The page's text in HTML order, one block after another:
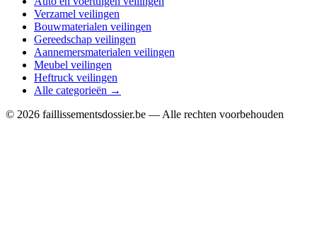
Verzamel veilingen
Bouwmaterialen veilingen
Gereedschap veilingen
Aannemersmaterialen veilingen
Meubel veilingen
Heftruck veilingen
Alle categorieën →
© 2026 faillissementsdossier.be — Alle rechten voorbehouden